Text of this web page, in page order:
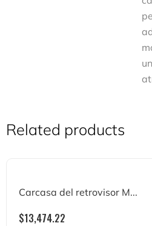
Related products
Carcasa del retrovisor M...
$13,474.22